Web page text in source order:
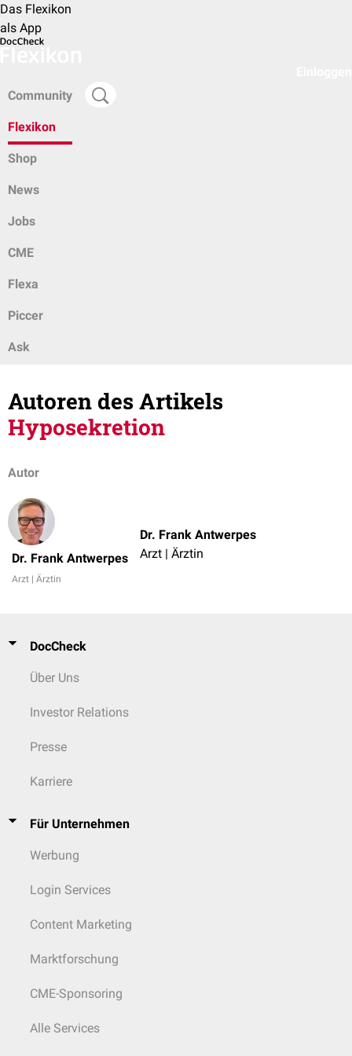
Das Flexikon
als App
Community
Flexikon
Shop
News
Jobs
CME
Flexa
Piccer
Ask
Autoren des Artikels
Hyposekretion
Autor
Dr. Frank Antwerpes
Arzt | Ärztin
Dr. Frank Antwerpes
Arzt | Ärztin
DocCheck
Über Uns
Investor Relations
Presse
Karriere
Für Unternehmen
Werbung
Login Services
Content Marketing
Marktforschung
CME-Sponsoring
Alle Services